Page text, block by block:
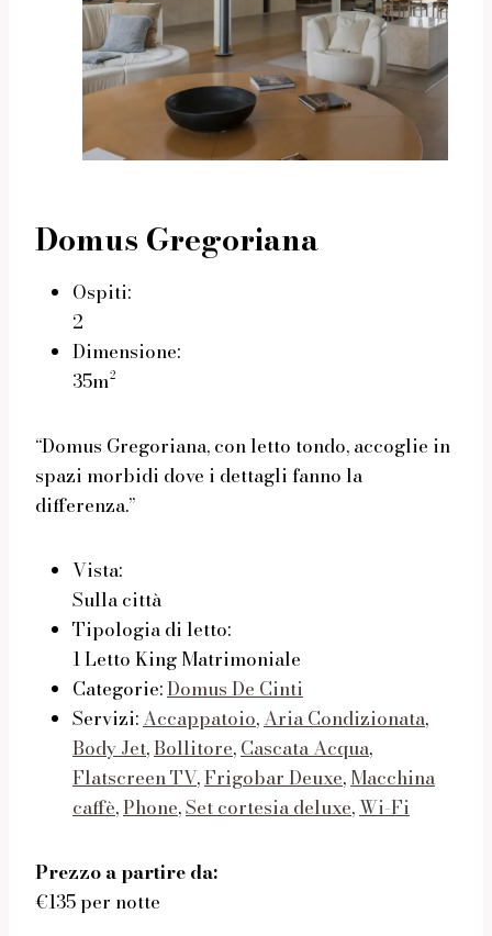
Domus Gregoriana
Ospiti:
2
Dimensione:
35m²
“Domus Gregoriana, con letto tondo, accoglie in
spazi morbidi dove i dettagli fanno la
differenza.”
Vista:
Sulla città
Tipologia di letto:
1 Letto King Matrimoniale
Categorie:Domus De Cinti
Servizi:Accappatoio,Aria Condizionata,
Body Jet,Bollitore,Cascata Acqua,
Flatscreen TV,Frigobar Deuxe,Macchina
caffè,Phone,Set cortesia deluxe,Wi-Fi
Prezzo a partire da:
€135 per notte